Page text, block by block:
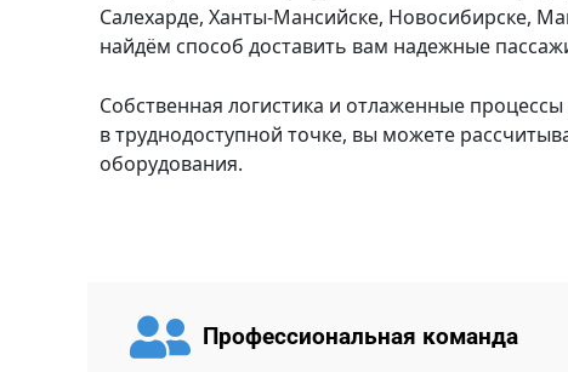
Салехарде, Ханты-Мансийске, Новосибирске,
найдём способ доставить вам надежные
Собственная логистика и отлаженные
в труднодоступной точке, вы можете
оборудования.
Профессиональная команда